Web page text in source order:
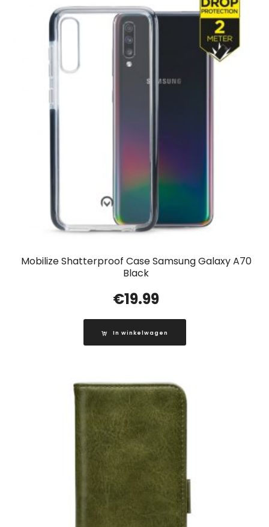
Mobilize Shatterproof Case Samsung Galaxy A70
Black
€19.99
In winkelwagen